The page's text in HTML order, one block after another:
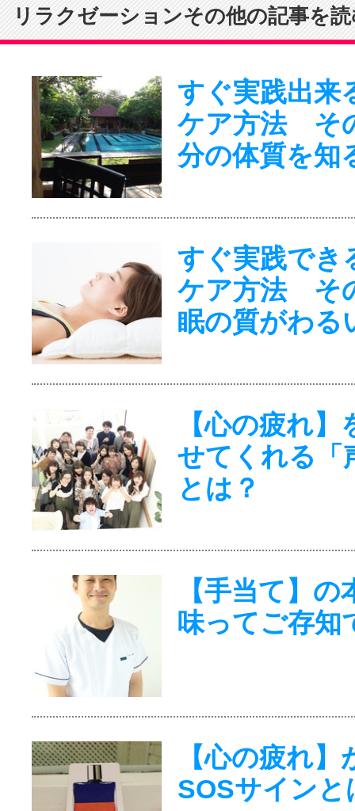
リラクゼーションその他の記事を
すぐ実践出来
ケア方法 そ
分の体質を知
すぐ実践でき
ケア方法 そ
眠の質がわる
【心の疲れ】
せてくれる「
とは？
【手当て】の
味ってご存知
【心の疲れ
SOSサインと